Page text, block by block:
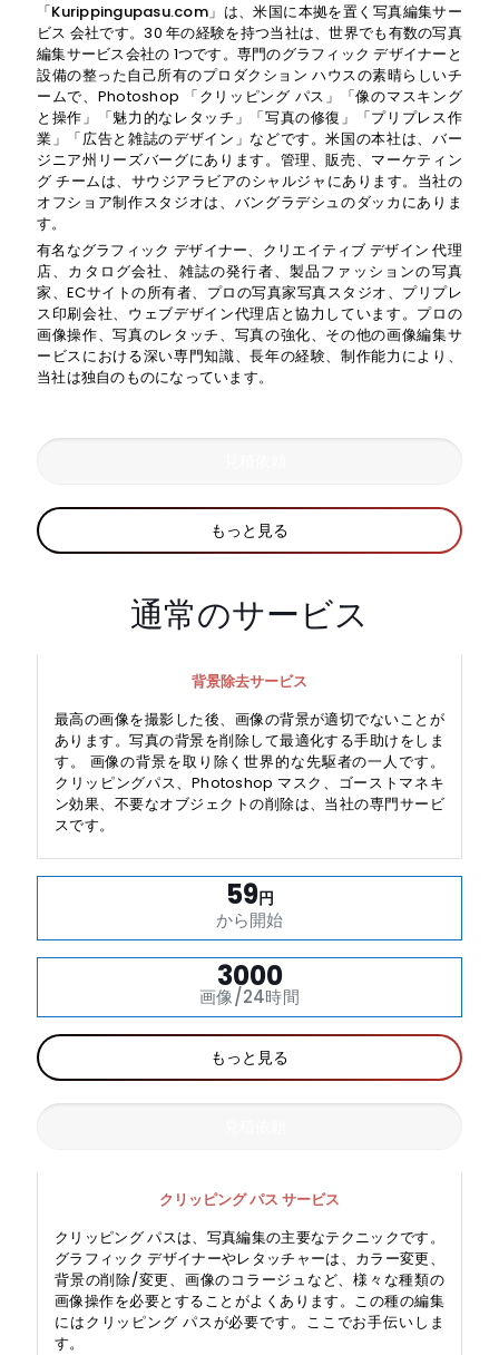
「Kurippingupasu.com」 は、米国に本拠を置く写真編集サー
ビス 会社です。30 年の経験を持つ当社は、世界でも有数の写真
編集サービス会社の 1つです。専門のグラフィック デザイナーと
設備の整った自己所有のプロダクション ハウスの素晴らしいチ
ームで、Photoshop 「クリッピング パス」「像のマスキング
と操作」「魅力的なレタッチ」「写真の修復」「プリプレス作
業」「広告と雑誌のデザイン」などです。米国の本社は、バー
ジニア州リーズバーグにあります。管理、販売、マーケティン
グ チームは、サウジアラビアのシャルジャにあります。当社の
オフショア制作スタジオは、バングラデシュのダッカにありま
す。
有名なグラフィック デザイナー、クリエイティブ デザイン 代理
店、カタログ会社、雑誌の発行者、製品ファッションの写真
家、ECサイトの所有者、プロの写真家写真スタジオ、プリプレ
ス印刷会社、ウェブデザイン代理店と協力しています。プロの
画像操作、写真のレタッチ、写真の強化、その他の画像編集サ
ービスにおける深い専門知識、長年の経験、制作能力により、
当社は独自のものになっています。
もっと見る
通常のサービス
背景除去サービス
最高の画像を撮影した後、画像の背景が適切でないことが
あります。写真の背景を削除して最適化する手助けをしま
す。 画像の背景を取り除く世界的な先駆者の一人です。
クリッピングパス、Photoshop マスク、ゴーストマネキ
ン効果、不要なオブジェクトの削除は、当社の専門サービ
スです。
59円
から開始
3000
画像/24時間
もっと見る
クリッピング パス サービス
クリッピング パスは、写真編集の主要なテクニックです。
グラフィック デザイナーやレタッチャーは、カラー変更、
背景の削除/変更、画像のコラージュなど、様々な種類の
画像操作を必要とすることがよくあります。この種の編集
にはクリッピング パスが必要です。ここでお手伝いしま
す。